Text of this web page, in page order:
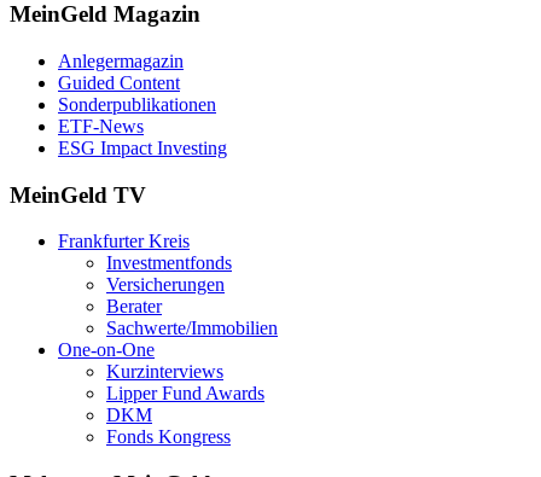
MeinGeld Magazin
Anlegermagazin
Guided Content
Sonderpublikationen
ETF-News
ESG Impact Investing
MeinGeld TV
Frankfurter Kreis
Investmentfonds
Versicherungen
Berater
Sachwerte/Immobilien
One-on-One
Kurzinterviews
Lipper Fund Awards
DKM
Fonds Kongress